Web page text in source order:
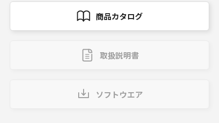
商品カタログ
取扱説明書
ソフトウエア